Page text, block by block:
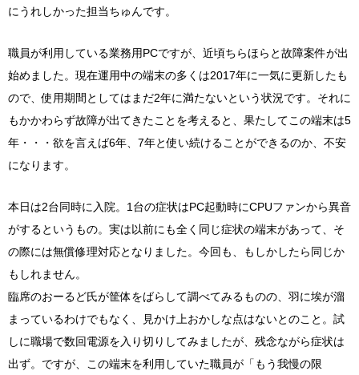
にうれしかった担当ちゅんです。
職員が利用している業務用PCですが、近頃ちらほらと故障案件が出
始めました。現在運用中の端末の多くは2017年に一気に更新したも
ので、使用期間としてはまだ2年に満たないという状況です。それに
もかかわらず故障が出てきたことを考えると、果たしてこの端末は5
年・・・欲を言えば6年、7年と使い続けることができるのか、不安
になります。
本日は2台同時に入院。1台の症状はPC起動時にCPUファンから異音
がするというもの。実は以前にも全く同じ症状の端末があって、そ
の際には無償修理対応となりました。今回も、もしかしたら同じか
もしれません。
臨席のおーるど氏が筐体をばらして調べてみるものの、羽に埃が溜
まっているわけでもなく、見かけ上おかしな点はないとのこと。試
しに職場で数回電源を入り切りしてみましたが、残念ながら症状は
出ず。ですが、この端末を利用していた職員が「もう我慢の限